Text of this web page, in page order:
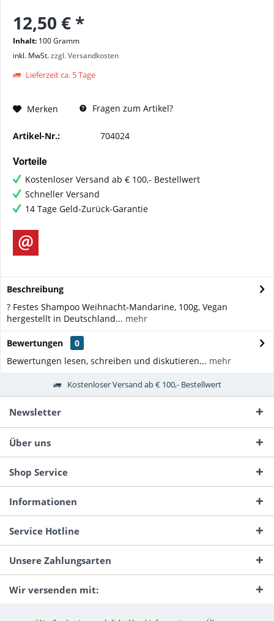
12,50 € *
Inhalt: 100 Gramm
inkl. MwSt.zzgl. Versandkosten
Lieferzeit ca. 5 Tage
Merken Fragen zum Artikel?
Artikel-Nr.: 704024
Vorteile
Kostenloser Versand ab € 100,- Bestellwert
Schneller Versand
14 Tage Geld-Zurück-Garantie
Beschreibung
? Festes Shampoo Weihnacht-Mandarine, 100g, Vegan
hergestellt in Deutschland... mehr
Bewertungen
0
Bewertungen lesen, schreiben und diskutieren... mehr
Kostenloser Versand ab € 100,- Bestellwert
Newsletter
Über uns
Shop Service
Informationen
Service Hotline
Unsere Zahlungsarten
Wir versenden mit: